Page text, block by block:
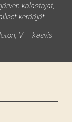
kalastajat,
kerääjät.
V – kasvis